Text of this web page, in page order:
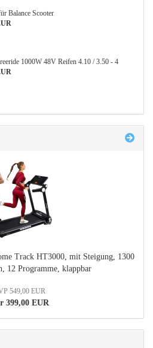
Balance Scooter
1000W 48V Reifen 4.10 / 3.50 - 4
Track HT3000, mit Steigung, 1300
12 Programme, klappbar
549,00 EUR
399,00 EUR